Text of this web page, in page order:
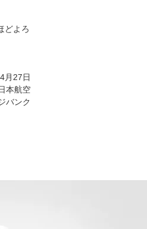
どよろ
月27日
本航空
バンク